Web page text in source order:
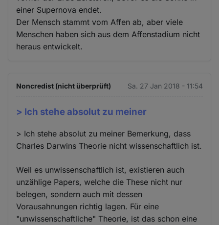
einer Supernova endet.
Der Mensch stammt vom Affen ab, aber viele
Menschen haben sich aus dem Affenstadium nicht
heraus entwickelt.
Noncredist (nicht überprüft) Sa. 27 Jan 2018 - 11:54
> Ich stehe absolut zu meiner
> Ich stehe absolut zu meiner Bemerkung, dass
Charles Darwins Theorie nicht wissenschaftlich ist.
Weil es unwissenschaftlich ist, existieren auch
unzählige Papers, welche die These nicht nur
belegen, sondern auch mit dessen
Vorausahnungen richtig lagen. Für eine
"unwissenschaftliche" Theorie, ist das schon eine